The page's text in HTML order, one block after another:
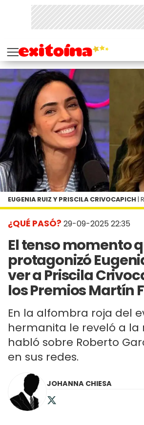
¿QUÉ PASÓ? 29-09-2025 22:35
El tenso momento
protagonizó
ver a Priscila
los Premios Martín
En la alfombra roja del
hermanita le reveló a la
habló sobre Roberto
en sus redes.
EUGENIA RUIZ Y PRISCILA CRIVOCAPICH |
JOHANNA CHIESA